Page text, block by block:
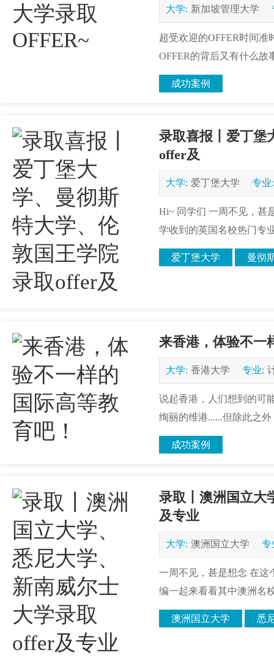
大学: 新加坡管理大学
超受欢迎的OFFER时间准
OFFER的背后又有什么故
成功案例
录取喜报丨爱丁堡
offer及
大学: 爱丁堡大学 专业:
Hi~ 同学们 一周不见，甚
学收到的英国名校热门专
爱丁堡大学 曼彻
来香港，体验不一
大学: 香港大学 专业:
说起香港，人们想到的可
绚丽的维港......但除此之
成功案例
录取丨澳洲国立大
及专业
大学: 澳洲国立大学 专
一周不见，甚是想念 在这
编一起来看看其中澳洲名
澳洲国立大学 悉